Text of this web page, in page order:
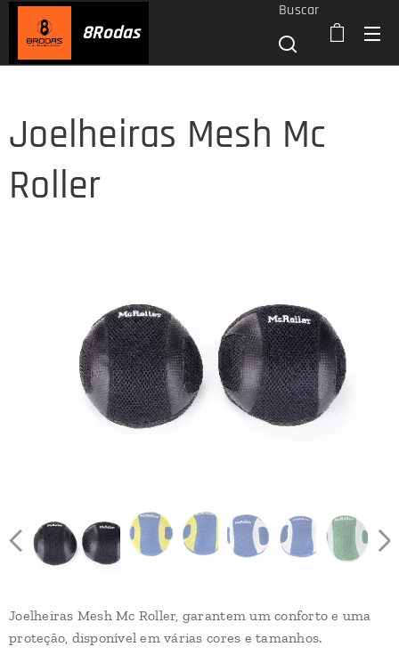
8Rodas
Buscar
Joelheiras Mesh Mc
Roller
Joelheiras Mesh Mc Roller, garantem um conforto e uma
proteção, disponível em várias cores e tamanhos.